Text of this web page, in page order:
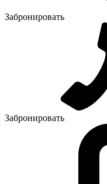
Забронировать
Забронировать